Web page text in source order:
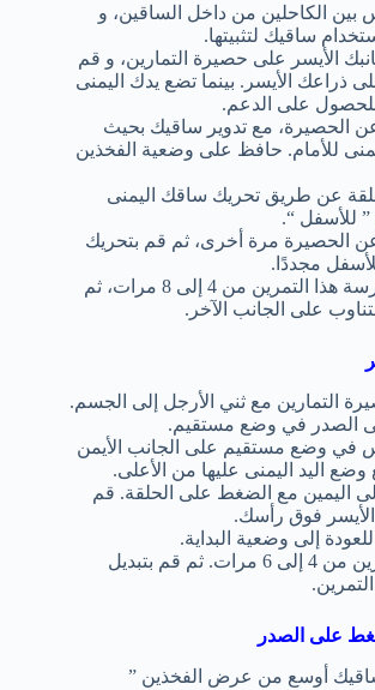
بين الكاحلين من داخل الساقين، و
ساقيك لتثبيتها.
الأيسر على حصيرة التمارين، و قم
ذراعك الأيسر. بينما تضع يدك اليمنى
على الدعم.
الحصيرة، مع تدوير ساقيك بحيث
للأمام. حافظ على وضعية الفخذين
عن طريق تحريك ساقك اليمنى
” للأسفل “.
الحصيرة مرة أخرى، ثم قم بتحريك
مجددًا.
استمر في ممارسة هذا التمرين من 4 إلى 8 مرات، ثم
على الجانب الآخر.
التمارين مع ثني الأرجل إلى الجسم.
الصدر في وضع مستقيم.
في وضع مستقيم على الجانب الأيمن
اليد اليمنى عليها من الأعلى.
اليمين مع الضغط على الحلقة. قم
فوق رأسك.
إلى وضعية البداية.
قم بتكرار التمرين من 4 إلى 6 مرات. ثم قم بتبديل
أوسع من عرض الفخذين ”